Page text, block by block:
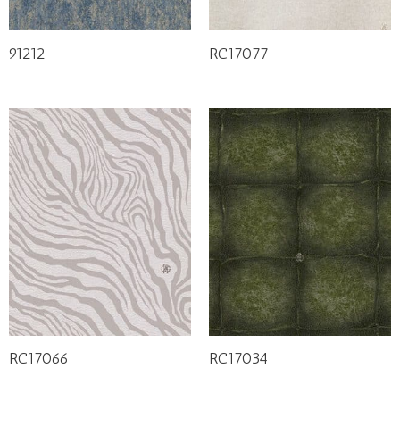
91212 RC17077
RC17066 RC17034